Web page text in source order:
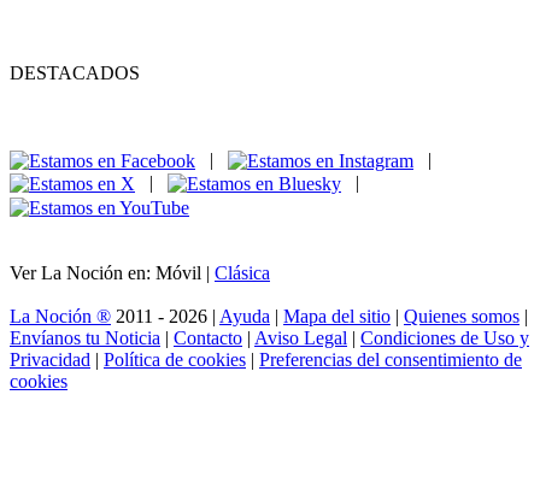
DESTACADOS
|
|
|
|
Ver La Noción en: Móvil | Clásica
La Noción ® 2011 - 2026 | Ayuda | Mapa del sitio | Quienes somos |
Envíanos tu Noticia | Contacto | Aviso Legal | Condiciones de Uso y
Privacidad | Política de cookies | Preferencias del consentimiento de
cookies